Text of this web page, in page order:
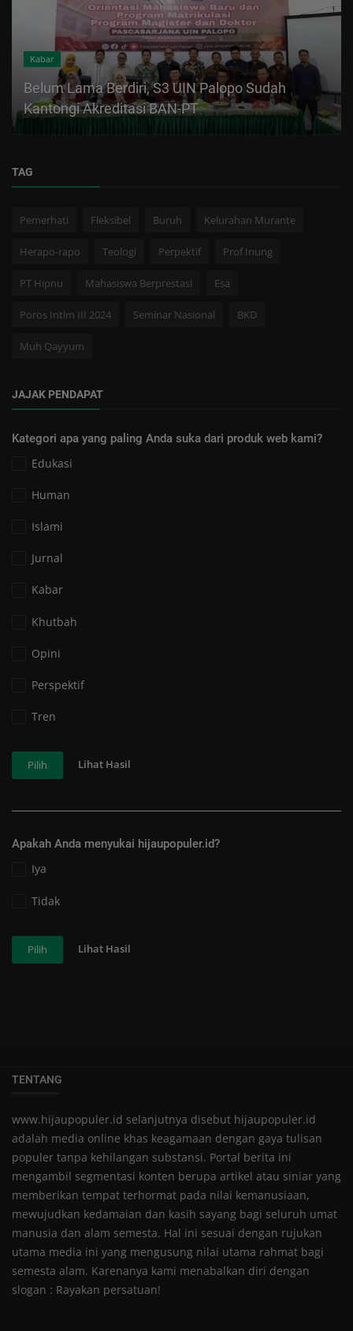
Kabar
Belum Lama Berdiri, S3 UIN Palopo Sudah
Kantongi Akreditasi BAN-PT
TAG
Pemerhati Fleksibel Buruh Kelurahan Murante
Herapo-rapo Teologi Perpektif Prof Inung
PT Hipnu Mahasiswa Berprestasi Esa
Poros Intim III 2024 Seminar Nasional BKD
Muh Qayyum
JAJAK PENDAPAT
Kategori apa yang paling Anda suka dari produk web kami?
Edukasi
Human
Islami
Jurnal
Kabar
Khutbah
Opini
Perspektif
Tren
Pilih Lihat Hasil
Apakah Anda menyukai hijaupopuler.id?
Iya
Tidak
Pilih Lihat Hasil
TENTANG
www.hijaupopuler.id selanjutnya disebut hijaupopuler.id
adalah media online khas keagamaan dengan gaya tulisan
populer tanpa kehilangan substansi. Portal berita ini
mengambil segmentasi konten berupa artikel atau siniar yang
memberikan tempat terhormat pada nilai kemanusiaan,
mewujudkan kedamaian dan kasih sayang bagi seluruh umat
manusia dan alam semesta. Hal ini sesuai dengan rujukan
utama media ini yang mengusung nilai utama rahmat bagi
semesta alam. Karenanya kami menabalkan diri dengan
slogan : Rayakan persatuan!